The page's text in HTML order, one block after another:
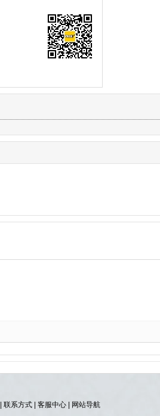
联系方式| 客服中心|
网站导航